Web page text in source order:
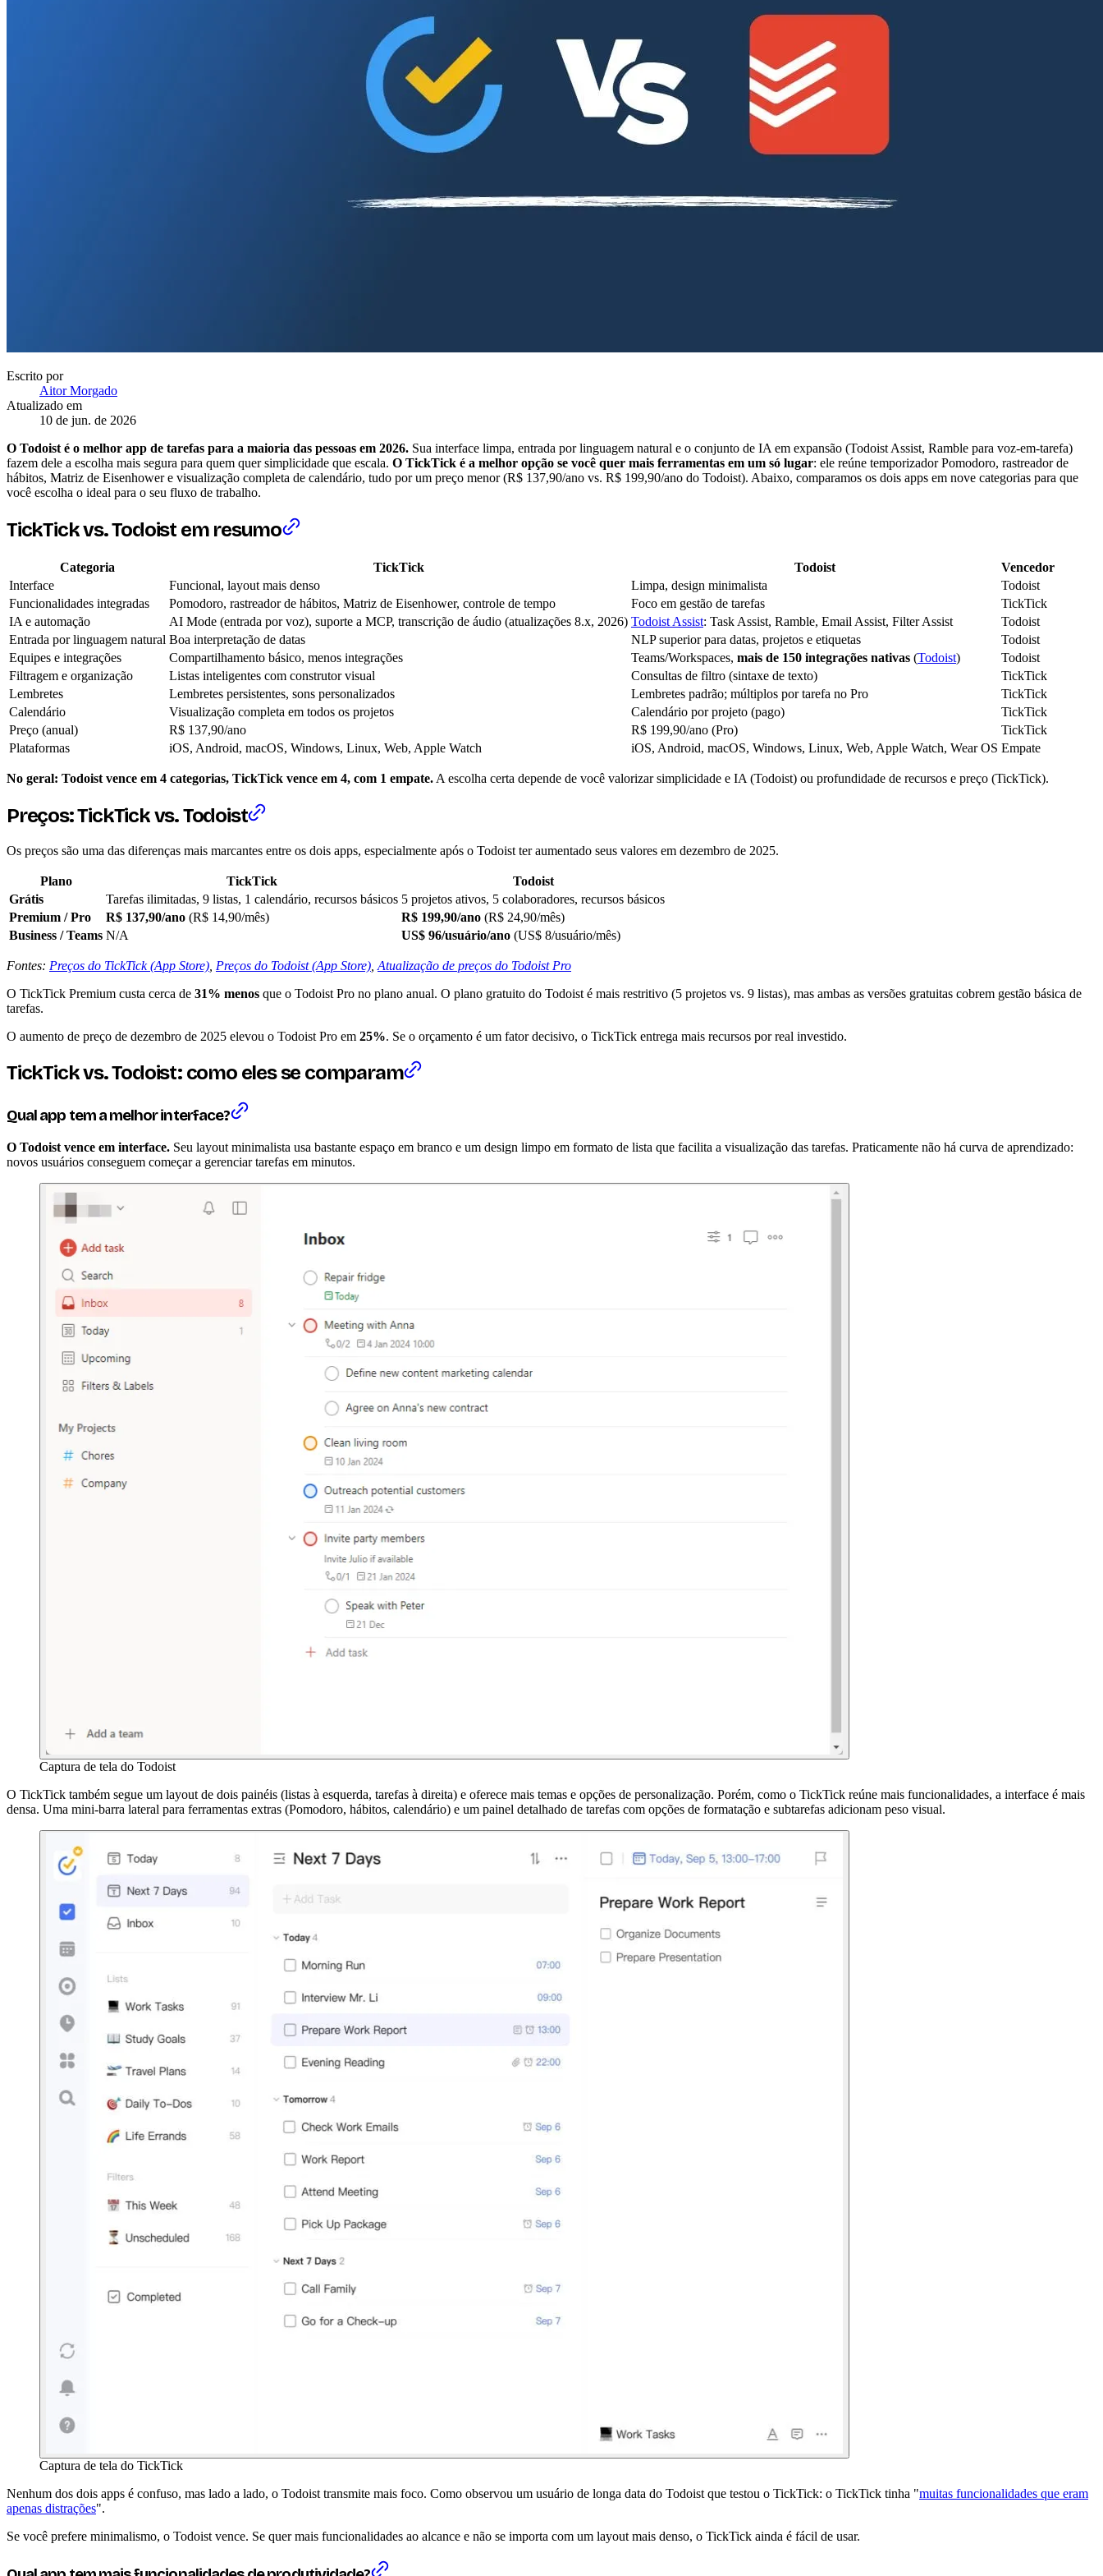
Escrito por
Aitor Morgado
Atualizado em
10 de jun. de 2026
O Todoist é o melhor app de tarefas para a maioria das pessoas em 2026. Sua interface limpa, entrada por linguagem natural e o conjunto de IA em expansão (Todoist Assist, Ramble para voz-em-tarefa)
fazem dele a escolha mais segura para quem quer simplicidade que escala. O TickTick é a melhor opção se você quer mais ferramentas em um só lugar: ele reúne temporizador Pomodoro, rastreador de
hábitos, Matriz de Eisenhower e visualização completa de calendário, tudo por um preço menor (R$ 137,90/ano vs. R$ 199,90/ano do Todoist). Abaixo, comparamos os dois apps em nove categorias para que
você escolha o ideal para o seu fluxo de trabalho.
TickTick vs. Todoist em resumo
Categoria TickTick Todoist
Vencedor
Interface
Funcional, layout mais denso Limpa, design minimalista
Todoist
Funcionalidades integradas
Pomodoro, rastreador de hábitos, Matriz de Eisenhower, controle de tempo Foco em gestão de tarefas
TickTick
IA e automação
AI Mode (entrada por voz), suporte a MCP, transcrição de áudio (atualizações 8.x, 2026) Todoist Assist: Task Assist, Ramble, Email Assist, Filter Assist
Todoist
Entrada por linguagem natural Boa interpretação de datas NLP superior para datas, projetos e etiquetas
Todoist
Equipes e integrações
Compartilhamento básico, menos integrações Teams/Workspaces, mais de 150 integrações nativas (Todoist)
Todoist
Filtragem e organização
Listas inteligentes com construtor visual Consultas de filtro (sintaxe de texto)
TickTick
Lembretes
Lembretes persistentes, sons personalizados Lembretes padrão; múltiplos por tarefa no Pro
TickTick
Calendário
Visualização completa em todos os projetos Calendário por projeto (pago)
TickTick
Preço (anual)
R$ 137,90/ano R$ 199,90/ano (Pro)
TickTick
Plataformas
iOS, Android, macOS, Windows, Linux, Web, Apple Watch iOS, Android, macOS, Windows, Linux, Web, Apple Watch, Wear OS Empate
No geral: Todoist vence em 4 categorias, TickTick vence em 4, com 1 empate. A escolha certa depende de você valorizar simplicidade e IA (Todoist) ou profundidade de recursos e preço (TickTick).
Preços: TickTick vs. Todoist
Os preços são uma das diferenças mais marcantes entre os dois apps, especialmente após o Todoist ter aumentado seus valores em dezembro de 2025.
Plano TickTick
Todoist
Grátis
Tarefas ilimitadas, 9 listas, 1 calendário, recursos básicos 5 projetos ativos, 5 colaboradores, recursos básicos
Premium / Pro
R$ 137,90/ano (R$ 14,90/mês) R$ 199,90/ano (R$ 24,90/mês)
Business / Teams N/A US$ 96/usuário/ano (US$ 8/usuário/mês)
Fontes: Preços do TickTick (App Store) Preços do Todoist (App Store) Atualização de preços do Todoist Pro
O TickTick Premium custa cerca de 31% menos que o Todoist Pro no plano anual. O plano gratuito do Todoist é mais restritivo (5 projetos vs. 9 listas), mas ambas as versões gratuitas cobrem gestão básica de
tarefas.
O aumento de preço de dezembro de 2025 elevou o Todoist Pro em 25%. Se o orçamento é um fator decisivo, o TickTick entrega mais recursos por real investido.
TickTick vs. Todoist: como eles se comparam
Qual app tem a melhor interface?
O Todoist vence em interface. Seu layout minimalista usa bastante espaço em branco e um design limpo em formato de lista que facilita a visualização das tarefas. Praticamente não há curva de aprendizado:
novos usuários conseguem começar a gerenciar tarefas em minutos.
Captura de tela do Todoist
O TickTick também segue um layout de dois painéis (listas à esquerda, tarefas à direita) e oferece mais temas e opções de personalização. Porém, como o TickTick reúne mais funcionalidades, a interface é mais
densa. Uma mini-barra lateral para ferramentas extras (Pomodoro, hábitos, calendário) e um painel detalhado de tarefas com opções de formatação e subtarefas adicionam peso visual.
Captura de tela do TickTick
Nenhum dos dois apps é confuso, mas lado a lado, o Todoist transmite mais foco. Como observou um usuário de longa data do Todoist que testou o TickTick: o TickTick tinha "muitas funcionalidades que eram
apenas distrações".
Se você prefere minimalismo, o Todoist vence. Se quer mais funcionalidades ao alcance e não se importa com um layout mais denso, o TickTick ainda é fácil de usar.